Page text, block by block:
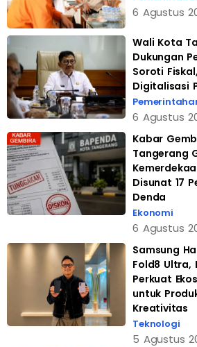
6 Agustus
Wali Kota
Dukungan
Soroti
Digitalisasi
6 Agustus
Kabar
Tangerang
Disunat 17
Denda
Ekonomi
6 Agustus
Samsung
Fold8 Ultra,
Perkuat
untuk
Kreativitas
Teknologi
5 Agustus